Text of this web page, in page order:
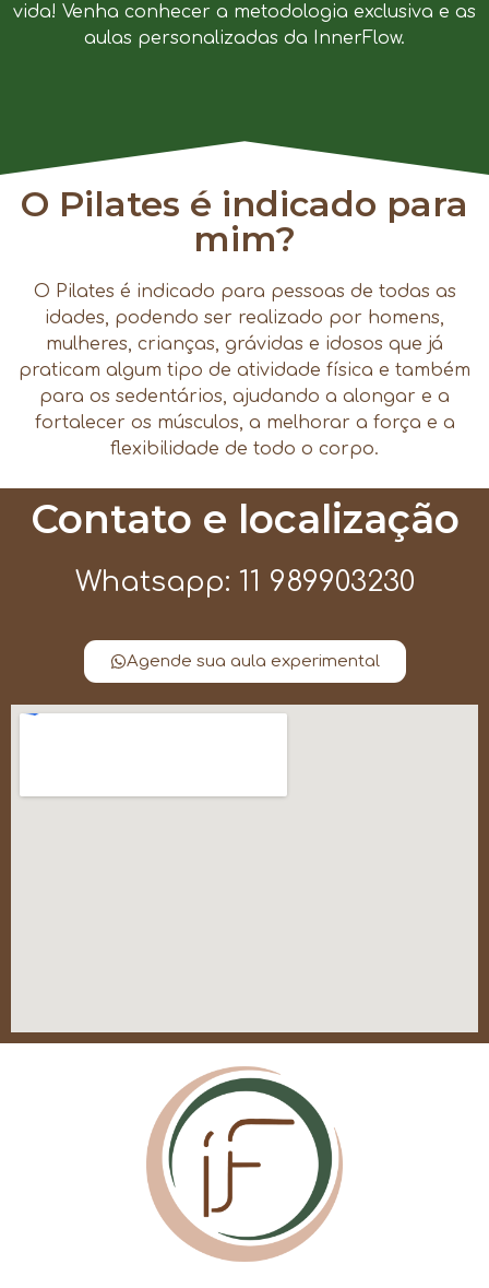
vida! Venha conhecer a metodologia exclusiva e as
aulas personalizadas da InnerFlow.
O Pilates é indicado para
mim?
O Pilates é indicado para pessoas de todas as
idades, podendo ser realizado por homens,
mulheres, crianças, grávidas e idosos que já
praticam algum tipo de atividade física e também
para os sedentários, ajudando a alongar e a
fortalecer os músculos, a melhorar a força e a
flexibilidade de todo o corpo.
Contato e localização
Whatsapp: 11 989903230
Agende sua aula experimental